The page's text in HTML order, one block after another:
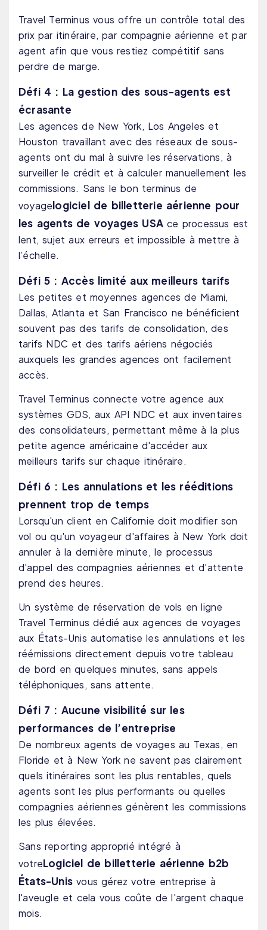
Travel Terminus vous offre un contrôle total des
prix par itinéraire, par compagnie aérienne et par
agent afin que vous restiez compétitif sans
perdre de marge.
Défi 4 : La gestion des sous-agents est
écrasante
Les agences de New York, Los Angeles et
Houston travaillant avec des réseaux de sous-
agents ont du mal à suivre les réservations, à
surveiller le crédit et à calculer manuellement les
commissions. Sans le bon terminus de
voyagelogiciel de billetterie aérienne pour
les agents de voyages USA ce processus est
lent, sujet aux erreurs et impossible à mettre à
l’échelle.
Défi 5 : Accès limité aux meilleurs tarifs
Les petites et moyennes agences de Miami,
Dallas, Atlanta et San Francisco ne bénéficient
souvent pas des tarifs de consolidation, des
tarifs NDC et des tarifs aériens négociés
auxquels les grandes agences ont facilement
accès.
Travel Terminus connecte votre agence aux
systèmes GDS, aux API NDC et aux inventaires
des consolidateurs, permettant même à la plus
petite agence américaine d'accéder aux
meilleurs tarifs sur chaque itinéraire.
Défi 6 : Les annulations et les rééditions
prennent trop de temps
Lorsqu'un client en Californie doit modifier son
vol ou qu'un voyageur d'affaires à New York doit
annuler à la dernière minute, le processus
d'appel des compagnies aériennes et d'attente
prend des heures.
Un système de réservation de vols en ligne
Travel Terminus dédié aux agences de voyages
aux États-Unis automatise les annulations et les
réémissions directement depuis votre tableau
de bord en quelques minutes, sans appels
téléphoniques, sans attente.
Défi 7 : Aucune visibilité sur les
performances de l’entreprise
De nombreux agents de voyages au Texas, en
Floride et à New York ne savent pas clairement
quels itinéraires sont les plus rentables, quels
agents sont les plus performants ou quelles
compagnies aériennes génèrent les commissions
les plus élevées.
Sans reporting approprié intégré à
votreLogiciel de billetterie aérienne b2b
États-Unis vous gérez votre entreprise à
l'aveugle et cela vous coûte de l'argent chaque
mois.